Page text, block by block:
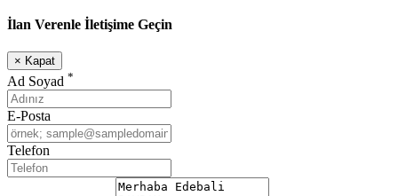
İlan Verenle İletişime Geçin
× Kapat
Ad Soyad *
E-Posta
Telefon